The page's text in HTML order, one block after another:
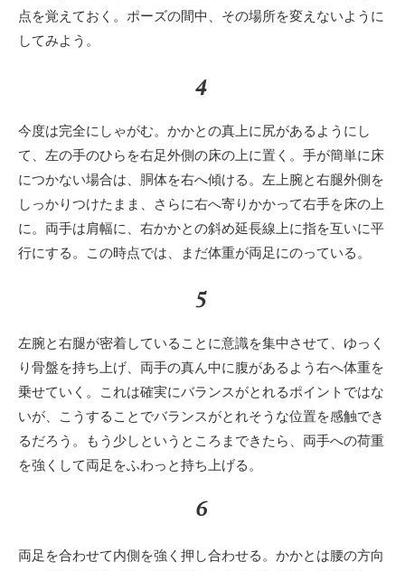
点を覚えておく。ポーズの間中、その場所を変えないように
してみよう。
4
今度は完全にしゃがむ。かかとの真上に尻があるようにし
て、左の手のひらを右足外側の床の上に置く。手が簡単に床
につかない場合は、胴体を右へ傾ける。左上腕と右腿外側を
しっかりつけたまま、さらに右へ寄りかかって右手を床の上
に。両手は肩幅に、右かかとの斜め延長線上に指を互いに平
行にする。この時点では、まだ体重が両足にのっている。
5
左腕と右腿が密着していることに意識を集中させて、ゆっく
り骨盤を持ち上げ、両手の真ん中に腹があるよう右へ体重を
乗せていく。これは確実にバランスがとれるポイントではな
いが、こうすることでバランスがとれそうな位置を感触でき
るだろう。もう少しというところまできたら、両手への荷重
を強くして両足をふわっと持ち上げる。
6
両足を合わせて内側を強く押し合わせる。かかとは腰の方向